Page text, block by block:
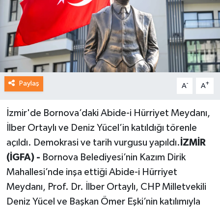
Paylaş A- A+
İzmir'de Bornova’daki Abide-i Hürriyet Meydanı,
İlber Ortaylı ve Deniz Yücel’in katıldığı törenle
açıldı. Demokrasi ve tarih vurgusu yapıldı. İZMİR
(İGFA) - Bornova Belediyesi’nin Kazım Dirik
Mahallesi’nde inşa ettiği Abide-i Hürriyet
Meydanı, Prof. Dr. İlber Ortaylı, CHP Milletvekili
Deniz Yücel ve Başkan Ömer Eşki’nin katılımıyla